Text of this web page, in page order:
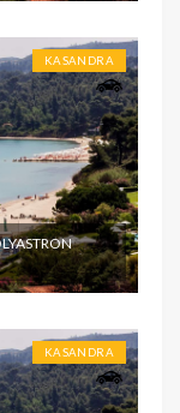
KASANDRA
KASANDRA